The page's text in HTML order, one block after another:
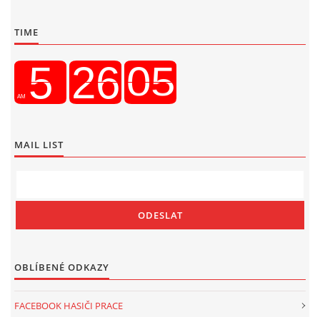
TIME
MAIL LIST
OBLÍBENÉ ODKAZY
FACEBOOK HASIČI PRACE